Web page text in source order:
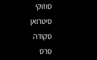
סוזוקי
סיטרואן
סקודה
סרס